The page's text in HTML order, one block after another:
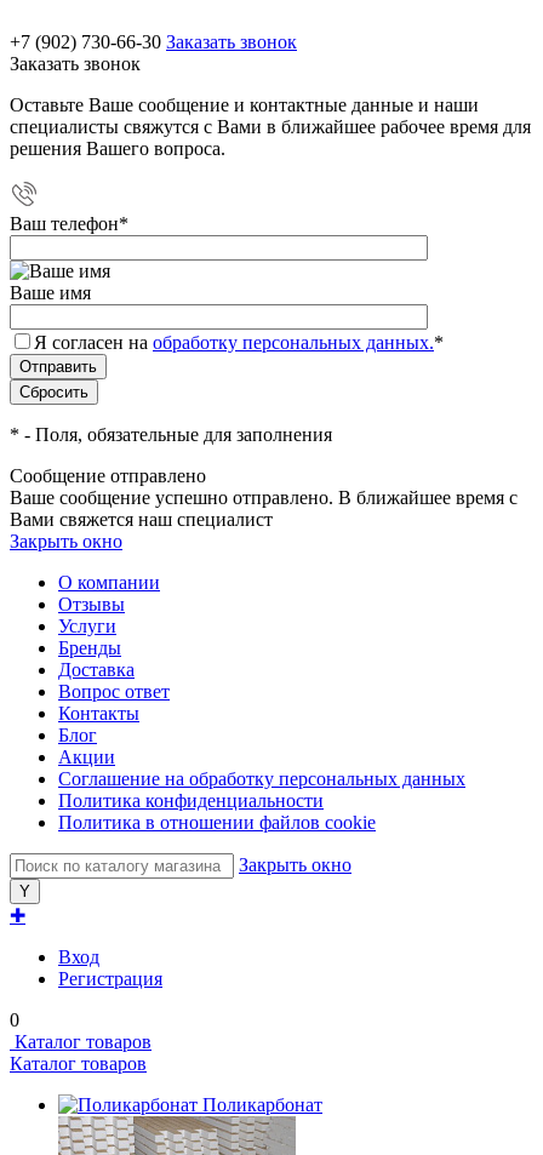
+7 (902) 730-66-30 Заказать звонок
Заказать звонок
Оставьте Ваше сообщение и контактные данные и наши
специалисты свяжутся с Вами в ближайшее рабочее время для
решения Вашего вопроса.
Ваш телефон*
Ваше имя
Я согласен на обработку персональных данных.*
* - Поля, обязательные для заполнения
Сообщение отправлено
Ваше сообщение успешно отправлено. В ближайшее время с
Вами свяжется наш специалист
Закрыть окно
О компании
Отзывы
Услуги
Бренды
Доставка
Вопрос ответ
Контакты
Блог
Акции
Соглашение на обработку персональных данных
Политика конфиденциальности
Политика в отношении файлов cookie
Закрыть окно
✚
Вход
Регистрация
0
Каталог товаров
Каталог товаров
Поликарбонат